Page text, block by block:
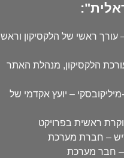
עורך ראשי של הלקסיקון וראש
הלקסיקון, מנהלת האתר
– יועץ אקדמי של
ראשית בפרויקט
– חברת מערכת
– חבר מערכת